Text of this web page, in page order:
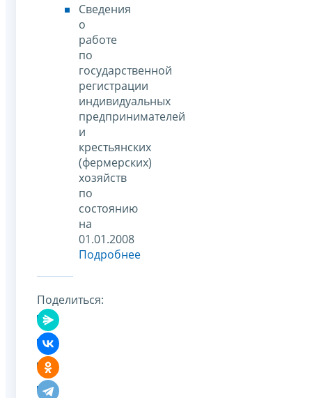
Сведения
о
работе
по
государственной
регистрации
индивидуальных
предпринимателей
и
крестьянских
(фермерских)
хозяйств
по
состоянию
на
01.01.2008
Подробнее
Поделиться: